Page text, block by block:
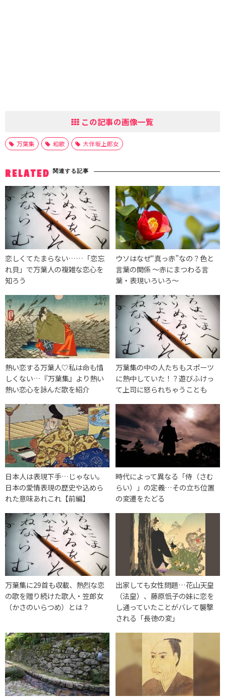
この記事の画像一覧
万葉集 和歌 大伴坂上郎女
RELATED 関連する記事
恋しくてたまらない……「恋忘
れ貝」で万葉人の複雑な恋心を
知ろう
ウソはなぜ“真っ赤”なの？色と
言葉の関係 ～赤にまつわる言
葉・表現いろいろ～
熱い恋する万葉人♡私は命も惜
しくない…『万葉集』より熱い
熱い恋心を詠んだ歌を紹介
万葉集の中の人たちもスポーツ
に熱中していた！？遊びふけっ
て上司に怒られちゃうことも
日本人は表現下手…じゃない。
日本の愛情表現の歴史や込めら
れた意味あれこれ【前編】
時代によって異なる「侍（さむ
らい）」の定義…その立ち位置
の変遷をたどる
万葉集に29首も収載、熱烈な恋
の歌を贈り続けた歌人・笠郎女
（かさのいらつめ）とは？
出家しても女性問題…花山天皇
（法皇）、藤原忯子の妹に恋を
し通っていたことがバレて襲撃
される「長徳の変」